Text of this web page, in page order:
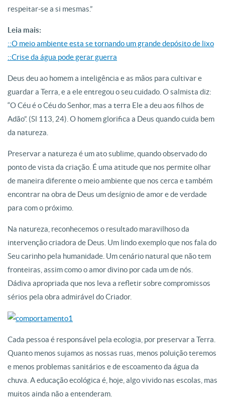
respeitar-se a si mesmas.”
Leia mais:
::O meio ambiente esta se tornando um grande depósito de lixo
::Crise da água pode gerar guerra
Deus deu ao homem a inteligência e as mãos para cultivar e
guardar a Terra, e a ele entregou o seu cuidado. O salmista diz:
“O Céu é o Céu do Senhor, mas a terra Ele a deu aos filhos de
Adão”. (Sl 113, 24). O homem glorifica a Deus quando cuida bem
da natureza.
Preservar a natureza é um ato sublime, quando observado do
ponto de vista da criação. É uma atitude que nos permite olhar
de maneira diferente o meio ambiente que nos cerca e também
encontrar na obra de Deus um desígnio de amor e de verdade
para com o próximo.
Na natureza, reconhecemos o resultado maravilhoso da
intervenção criadora de Deus. Um lindo exemplo que nos fala do
Seu carinho pela humanidade. Um cenário natural que não tem
fronteiras, assim como o amor divino por cada um de nós.
Dádiva apropriada que nos leva a refletir sobre compromissos
sérios pela obra admirável do Criador.
Cada pessoa é responsável pela ecologia, por preservar a Terra.
Quanto menos sujamos as nossas ruas, menos poluição teremos
e menos problemas sanitários e de escoamento da água da
chuva. A educação ecológica é, hoje, algo vivido nas escolas, mas
muitos ainda não a entenderam.